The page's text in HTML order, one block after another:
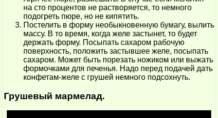
на сто процентов не растворяется, то немного
подогреть пюре, но не кипятить.
Постелить в форму необыкновенную бумагу, вылить
массу. В то время, когда желе застынет, то будет
держать форму. Посыпать сахаром рабочую
поверхность, положить застывшее желе, посыпать
сахаром. Может быть порезать ножиком или выжать
формочками для печенья. Надо перед подачей дать
конфетам-желе с грушей немного подсохнуть.
Грушевый мармелад.